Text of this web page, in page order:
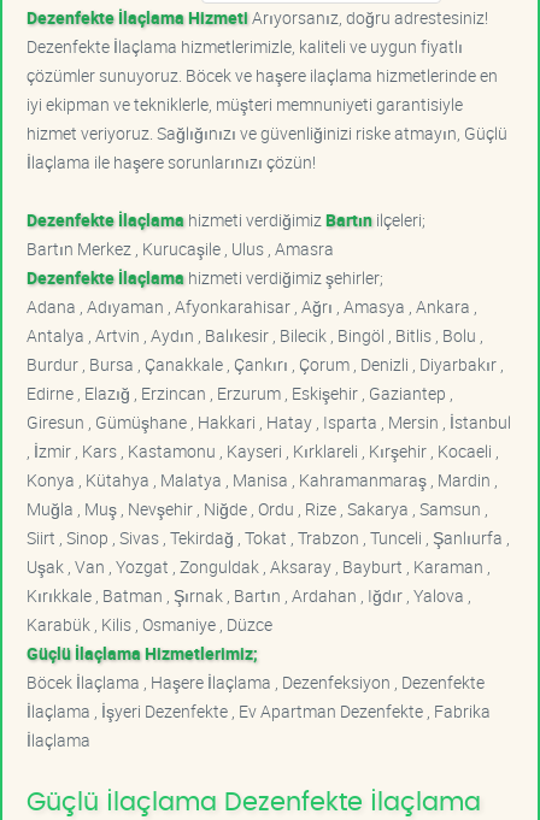
Dezenfekte İlaçlama HizmetiArıyorsanız, doğru adrestesiniz!
Dezenfekte İlaçlama hizmetlerimizle, kaliteli ve uygun fiyatlı
çözümler sunuyoruz. Böcek ve haşere ilaçlama hizmetlerinde en
iyi ekipman ve tekniklerle, müşteri memnuniyeti garantisiyle
hizmet veriyoruz. Sağlığınızı ve güvenliğinizi riske atmayın, Güçlü
İlaçlama ile haşere sorunlarınızı çözün!
Dezenfekte İlaçlama hizmeti verdiğimiz Bartınilçeleri;
Bartın Merkez , Kurucaşile , Ulus , Amasra
Dezenfekte İlaçlama hizmeti verdiğimiz şehirler;
Adana , Adıyaman , Afyonkarahisar , Ağrı , Amasya , Ankara ,
Antalya , Artvin , Aydın , Balıkesir , Bilecik , Bingöl , Bitlis , Bolu ,
Burdur , Bursa , Çanakkale , Çankırı , Çorum , Denizli , Diyarbakır ,
Edirne , Elazığ , Erzincan , Erzurum , Eskişehir , Gaziantep ,
Giresun , Gümüşhane , Hakkari , Hatay , Isparta , Mersin , İstanbul
, İzmir , Kars , Kastamonu , Kayseri , Kırklareli , Kırşehir , Kocaeli ,
Konya , Kütahya , Malatya , Manisa , Kahramanmaraş , Mardin ,
Muğla , Muş , Nevşehir , Niğde , Ordu , Rize , Sakarya , Samsun ,
Siirt , Sinop , Sivas , Tekirdağ , Tokat , Trabzon , Tunceli , Şanlıurfa ,
Uşak , Van , Yozgat , Zonguldak , Aksaray , Bayburt , Karaman ,
Kırıkkale , Batman , Şırnak , Bartın , Ardahan , Iğdır , Yalova ,
Karabük , Kilis , Osmaniye , Düzce
Güçlü İlaçlama Hizmetlerimiz;
Böcek İlaçlama , Haşere İlaçlama , Dezenfeksiyon , Dezenfekte
İlaçlama , İşyeri Dezenfekte , Ev Apartman Dezenfekte , Fabrika
İlaçlama
Güçlü İlaçlama Dezenfekte İlaçlama